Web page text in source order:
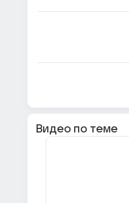
Видео по теме